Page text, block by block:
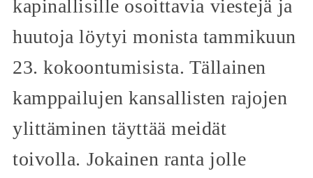
kapinallisille osoittavia viestejä ja
huutoja löytyi monista tammikuun
23. kokoontumisista. Tällainen
kamppailujen kansallisten rajojen
ylittäminen täyttää meidät
toivolla. Jokainen ranta jolle